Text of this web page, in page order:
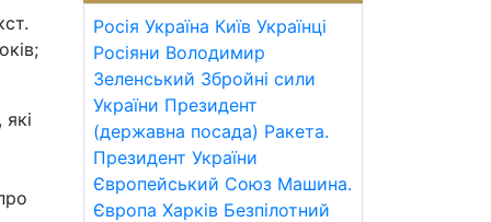
Росія Україна Київ Українці
Росіяни Володимир
Зеленський Збройні сили
України Президент
(державна посада) Ракета.
Президент України
Європейський Союз Машина.
Європа Харків Безпілотний